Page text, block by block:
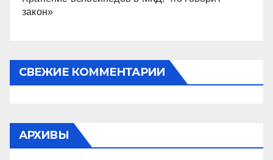
закон»
СВЕЖИЕ КОММЕНТАРИИ
АРХИВЫ